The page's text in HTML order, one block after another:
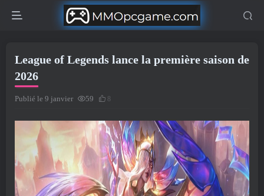
League of Legends lance la première saison de
2026
Publié le 9 janvier 59 8